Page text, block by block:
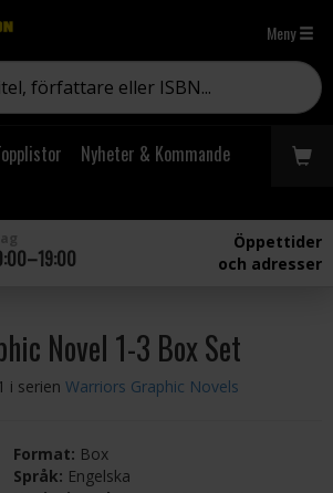
Meny
Nyheter & Kommande
Öppettider
och adresser
Novel 1-3 Box Set
i serien Warriors Graphic Novels
Format: Box
Språk: Engelska